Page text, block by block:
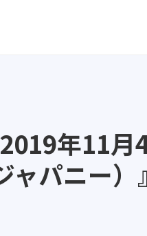
2019年11
ャパニー）